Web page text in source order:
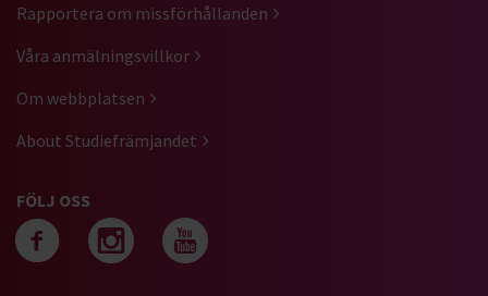
Rapportera om missförhållanden
Våra anmälningsvillkor
Om webbplatsen
About Studiefrämjandet
FÖLJ OSS
Följ oss på facebook
Följ oss på
Följ oss på